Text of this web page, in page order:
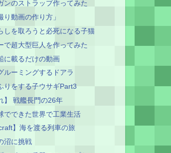
ンのストラップ作ってみた
り動画の作り方」
しを取ろうと必死になる子猫
で超大型巨人を作ってみた
に載るだけの動画
ルーミングするドアラ
りをする子ウサギPart3
】 戦艦長門の26年
でできた世界で工業生活
】海を渡る列車の旅
沼に挑戦